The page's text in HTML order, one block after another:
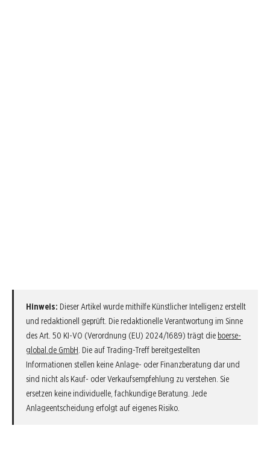
Hinweis: Dieser Artikel wurde mithilfe Künstlicher Intelligenz erstellt
und redaktionell geprüft. Die redaktionelle Verantwortung im Sinne
des Art. 50 KI-VO (Verordnung (EU) 2024/1689) trägt die boerse-
global.de GmbH . Die auf Trading-Treff bereitgestellten
Informationen stellen keine Anlage- oder Finanzberatung dar und
sind nicht als Kauf- oder Verkaufsempfehlung zu verstehen. Sie
ersetzen keine individuelle, fachkundige Beratung. Jede
Anlageentscheidung erfolgt auf eigenes Risiko.